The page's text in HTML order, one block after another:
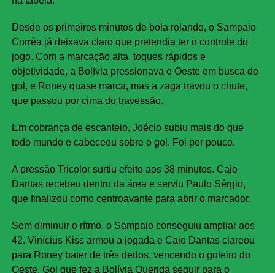
Desde os primeiros minutos de bola rolando, o Sampaio
Corrêa já deixava claro que pretendia ter o controle do
jogo. Com a marcação alta, toques rápidos e
objetividade, a Bolívia pressionava o Oeste em busca do
gol, e Roney quase marca, mas a zaga travou o chute,
que passou por cima do travessão.
Em cobrança de escanteio, Joécio subiu mais do que
todo mundo e cabeceou sobre o gol. Foi por pouco.
A pressão Tricolor surtiu efeito aos 38 minutos. Caio
Dantas recebeu dentro da área e serviu Paulo Sérgio,
que finalizou como centroavante para abrir o marcador.
Sem diminuir o rítmo, o Sampaio conseguiu ampliar aos
42. Vinícius Kiss armou a jogada e Caio Dantas clareou
para Roney bater de três dedos, vencendo o goleiro do
Oeste. Gol que fez a Bolívia Querida seguir para o